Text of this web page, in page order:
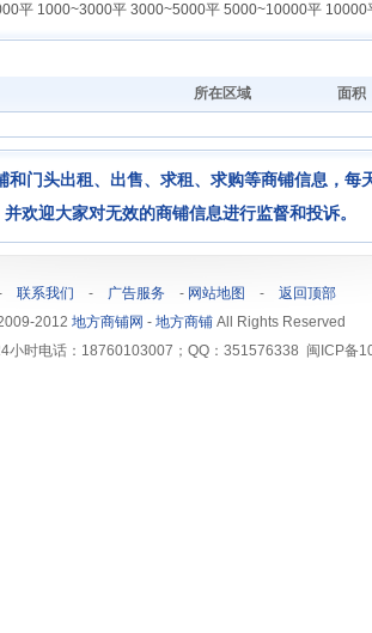
平 1000~3000平 3000~5000平 5000~10000平 10000
所在区域 面积
门头出租、出售、求租、求购等商铺信息，
欢迎大家对无效的商铺信息进行监督和投诉。
联系我们 - 广告服务- 网站地图 - 返回顶部
2012 地方商铺网 - 地方商铺 All Rights Reserved
小时电话：18760103007；QQ：351576338 闽ICP备